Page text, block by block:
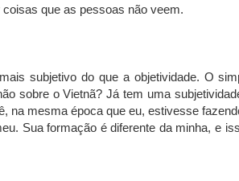
que as pessoas não veem.
subjetivo do que a objetividade. O
sobre o Vietnã? Já tem uma
na mesma época que eu, estivesse
Sua formação é diferente da minha, e